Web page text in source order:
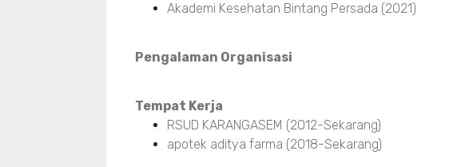
Akademi Kesehatan Bintang Persada (2021)
Pengalaman Organisasi
Tempat Kerja
RSUD KARANGASEM (2012-Sekarang)
apotek aditya farma (2018-Sekarang)